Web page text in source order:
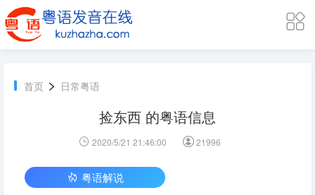
首页 > 日常粤语
捡东西 的粤语信息
2020/5/21 21:46:00 21996
粤语解说